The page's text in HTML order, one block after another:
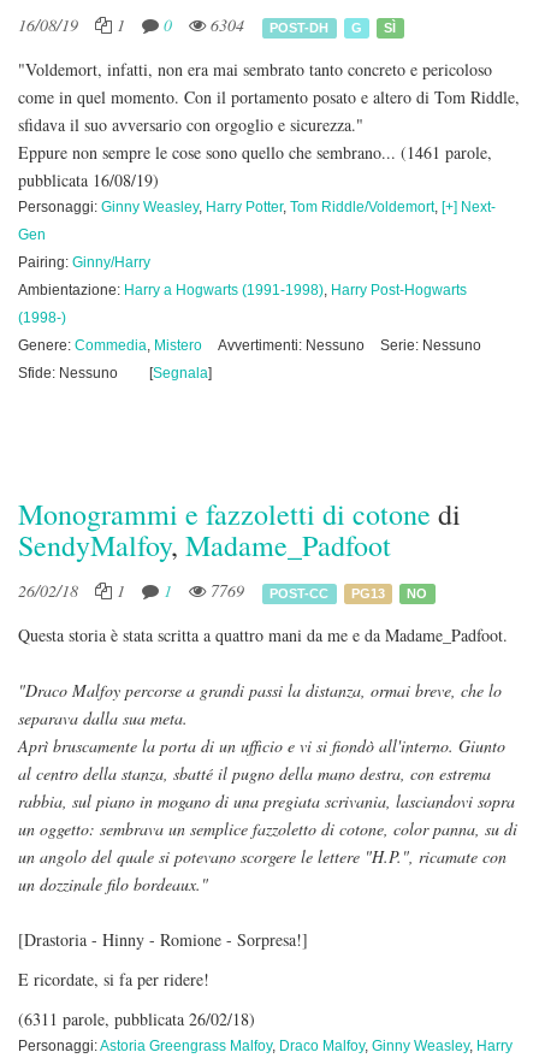
16/08/19 1 0 6304 POST-DH G SÌ
"Voldemort, infatti, non era mai sembrato tanto concreto e pericoloso
come in quel momento. Con il portamento posato e altero di Tom Riddle,
sfidava il suo avversario con orgoglio e sicurezza."
Eppure non sempre le cose sono quello che sembrano... (1461 parole,
pubblicata 16/08/19)
Personaggi: Ginny Weasley, Harry Potter, Tom Riddle/Voldemort, [+] Next-
Gen
Pairing: Ginny/Harry
Ambientazione: Harry a Hogwarts (1991-1998), Harry Post-Hogwarts
(1998-)
Genere: Commedia, Mistero Avvertimenti: Nessuno
Serie: Nessuno
Sfide: Nessuno
[Segnala]
Monogrammi e fazzoletti di cotone di
SendyMalfoy, Madame_Padfoot
26/02/18 1 1 7769 POST-CC PG13 NO
Questa storia è stata scritta a quattro mani da me e da Madame_Padfoot.
"Draco Malfoy percorse a grandi passi la distanza, ormai breve, che lo
separava dalla sua meta.
Aprì bruscamente la porta di un ufficio e vi si fiondò all'interno. Giunto
al centro della stanza, sbatté il pugno della mano destra, con estrema
rabbia, sul piano in mogano di una pregiata scrivania, lasciandovi sopra
un oggetto: sembrava un semplice fazzoletto di cotone, color panna, su di
un angolo del quale si potevano scorgere le lettere "H.P.", ricamate con
un dozzinale filo bordeaux."
[Drastoria - Hinny - Romione - Sorpresa!]
E ricordate, si fa per ridere!
(6311 parole, pubblicata 26/02/18)
Personaggi:Astoria Greengrass Malfoy, Draco Malfoy, Ginny Weasley, Harry